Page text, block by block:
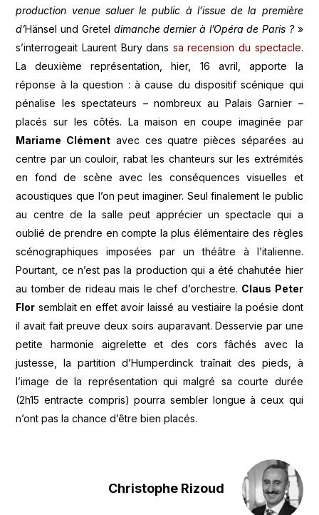
production venue saluer le public à l’issue de la première
d’Hänsel und Gretel dimanche dernier à l’Opéra de Paris ?»
s’interrogeait Laurent Bury dans sa recension du spectacle.
La deuxième représentation, hier, 16 avril, apporte la
réponse à la question : à cause du dispositif scénique qui
pénalise les spectateurs – nombreux au Palais Garnier –
placés sur les côtés. La maison en coupe imaginée par
Mariame Clément avec ces quatre pièces séparées au
centre par un couloir, rabat les chanteurs sur les extrémités
en fond de scène avec les conséquences visuelles et
acoustiques que l’on peut imaginer. Seul finalement le public
au centre de la salle peut apprécier un spectacle qui a
oublié de prendre en compte la plus élémentaire des règles
scénographiques imposées par un théâtre à l’italienne.
Pourtant, ce n’est pas la production qui a été chahutée hier
au tomber de rideau mais le chef d’orchestre. Claus Peter
Flor semblait en effet avoir laissé au vestiaire la poésie dont
il avait fait preuve deux soirs auparavant. Desservie par une
petite harmonie aigrelette et des cors fâchés avec la
justesse, la partition d’Humperdinck traînait des pieds, à
l’image de la représentation qui malgré sa courte durée
(2h15 entracte compris) pourra sembler longue à ceux qui
n’ont pas la chance d’être bien placés.
Christophe Rizoud